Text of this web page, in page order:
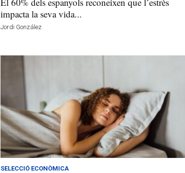
impacta la seva vida...
Jordi González
SELECCIÓ ECONÒMICA